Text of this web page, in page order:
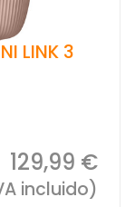
LINK 3
129,99 €
incluido)